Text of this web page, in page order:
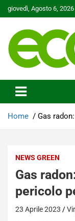
Skip
to
giovedì, Agosto 6, 2026
Ecoo.it
Home Gas
NEWS GREEN
Gas
pericolo
23 Aprile 2023